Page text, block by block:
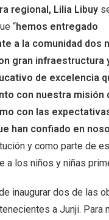
regional, Lilia Libuy
“hemos entregado
a la comunidad dos
gran infraestructura
de excelencia
con nuestra misión
con las
han confiado en
y como parte de
a los niños y niñas
inaugurar dos de las
a Junji. Para